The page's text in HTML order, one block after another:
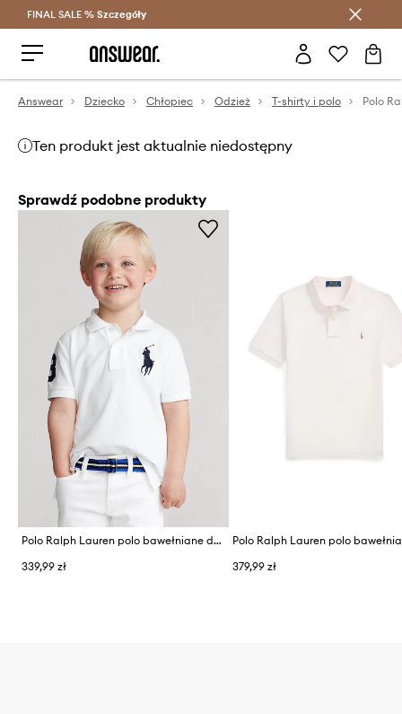
Oszczędzaj z Answear Club >
FINAL SALE % Szczegóły
Answear Dziecko Chłopiec Odzież T-shirty i polo Polo
Ten produkt jest aktualnie niedostępny
Sprawdź podobne produkty
Polo Ralph Lauren polo bawełniane dziecięce
339,99 zł
379,99 zł